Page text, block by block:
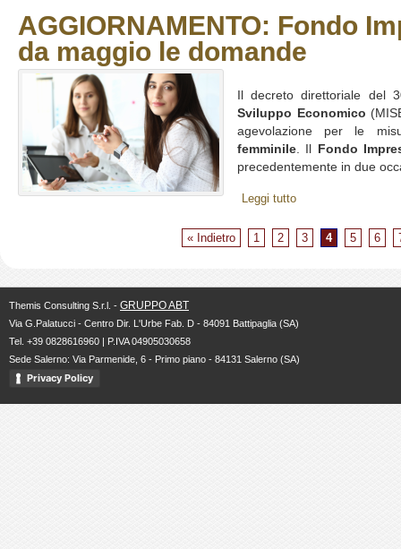
AGGIORNAMENTO: Fondo
da maggio le domande
Il decreto direttoriale del
Sviluppo Economico
agevolazione per le
femminile. Il
Fondo
precedentemente in due
Leggi tutto
« Indietro 1 2 3 4 5 6
Themis Consulting S.r.l. - GRUPPO ABT
Via G.Palatucci - Centro Dir. L'Urbe Fab. D - 84091 Battipaglia (SA)
Tel. +39 0828616960 | P.IVA 04905030658
Sede Salerno: Via Parmenide, 6 - Primo piano - 84131 Salerno (SA)
Privacy Policy